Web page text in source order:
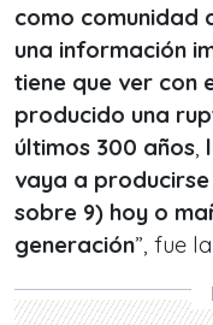
como comunidad
una información
tiene que ver con
producido una
últimos 300 años,
vaya a
sobre 9) hoy o
generación”, fue